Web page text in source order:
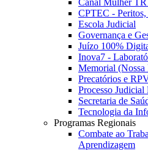
Canal Mulher
CPTEC - Peritos,
Escola Judicial
Governança e
Juízo 100%
Inova7 -
Memorial (Nossa
Precatórios e
Processo
Secretaria de
Tecnologia da
Programas Regionais
Combate ao
Aprendizagem